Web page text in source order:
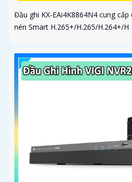
Đầu ghi KX-EAi4K8864N4 cung
nén Smart H.265+/H.265/H.264+/H